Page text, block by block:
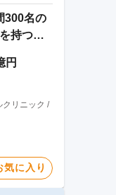
300名の
持つ歯
円
クリニック /
気に入り